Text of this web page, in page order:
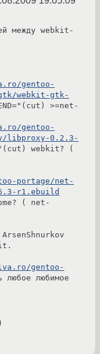
между webkit-
gentoo-
webkit-gtk-
>=net-
gentoo-
libproxy-0.2.3-
webkit? (
portage/net-
r1.ebuild
( net-
gentoo-
любое любимое